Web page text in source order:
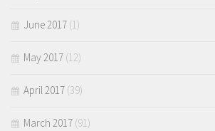
June 2017 (1)
May 2017 (12)
April 2017 (39)
March 2017 (91)